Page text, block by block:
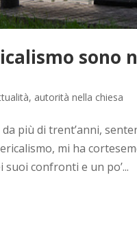
sono
, autorità nella chiesa
più di trent’anni,
mi ha
suoi confronti e un po’...